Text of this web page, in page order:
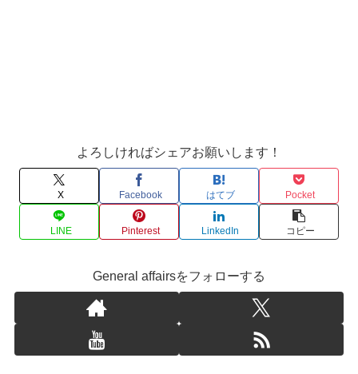
よろしければシェアお願いします！
X Facebook はてブ Pocket
LINE Pinterest LinkedIn コピー
General affairsをフォローする